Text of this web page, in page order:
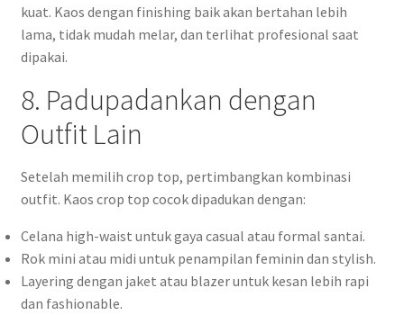
kuat. Kaos dengan finishing baik akan bertahan lebih
lama, tidak mudah melar, dan terlihat profesional saat
dipakai.
8. Padupadankan dengan
Outfit Lain
Setelah memilih crop top, pertimbangkan kombinasi
outfit. Kaos crop top cocok dipadukan dengan:
Celana high-waist untuk gaya casual atau formal santai.
Rok mini atau midi untuk penampilan feminin dan stylish.
Layering dengan jaket atau blazer untuk kesan lebih rapi
dan fashionable.